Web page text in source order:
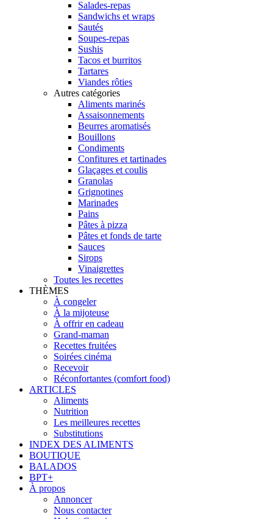
Salades-repas
Sandwichs et wraps
Sautés
Soupes-repas
Sushis
Tacos et burritos
Tartares
Viandes rôties
Autres catégories
Aliments marinés
Assaisonnements
Beurres aromatisés
Bouillons
Condiments
Confitures et tartinades
Glaçages et coulis
Granolas
Grignotines
Marinades
Pains
Pâtes à pizza
Pâtes et fonds de tarte
Sauces
Sirops
Vinaigrettes
Toutes les recettes
THÈMES
À congeler
À la mijoteuse
À offrir en cadeau
Grand-maman
Recettes fruitées
Soirées cinéma
Recevoir
Réconfortantes (comfort food)
ARTICLES
Aliments
Nutrition
Les meilleures recettes
Substitutions
INDEX DES ALIMENTS
BOUTIQUE
BALADOS
BPT+
À propos
Annoncer
Nous contacter